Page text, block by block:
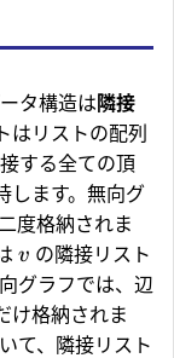
タ構造は隣接
はリストの配列
する全ての頂
します。無向グ
度格納されま
v の隣接リスト
グラフでは、辺
け格納されま
て、隣接リスト